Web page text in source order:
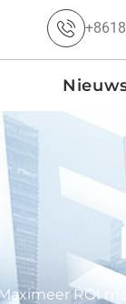
Maximeer ROI